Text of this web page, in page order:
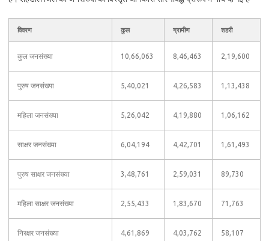
विवरण कुल ग्रामीण शहरी
कुल जनसंख्या 10,66,063 8,46,463 2,19,600
पुरुष जनसंख्या 5,40,021 4,26,583 1,13,438
महिला जनसंख्या 5,26,042 4,19,880 1,06,162
साक्षर जनसंख्या 6,04,194 4,42,701 1,61,493
पुरुष साक्षर जनसंख्या 3,48,761 2,59,031 89,730
महिला साक्षर जनसंख्या 2,55,433 1,83,670 71,763
निरक्षर जनसंख्या 4,61,869 4,03,762 58,107